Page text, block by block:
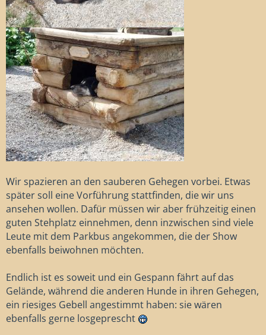
Wir spazieren an den sauberen Gehegen vorbei. Etwas
später soll eine Vorführung stattfinden, die wir uns
ansehen wollen. Dafür müssen wir aber frühzeitig einen
guten Stehplatz einnehmen, denn inzwischen sind viele
Leute mit dem Parkbus angekommen, die der Show
ebenfalls beiwohnen möchten.
Endlich ist es soweit und ein Gespann fährt auf das
Gelände, während die anderen Hunde in ihren Gehegen,
ein riesiges Gebell angestimmt haben: sie wären
ebenfalls gerne losgeprescht